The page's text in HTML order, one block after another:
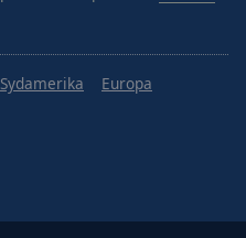
Sydamerika
Europa